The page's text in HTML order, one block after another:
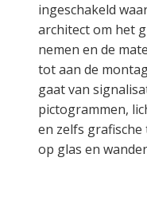
ingeschakeld
architect om het
nemen en de
tot aan de
gaat van
pictogrammen,
en zelfs
op glas en